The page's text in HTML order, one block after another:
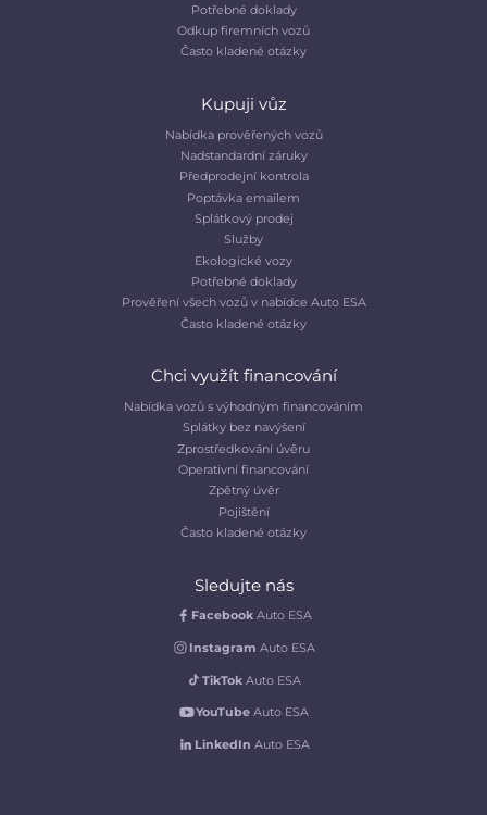
Potřebné doklady
Odkup firemních vozů
Často kladené otázky
Kupuji vůz
Nabídka prověřených vozů
Nadstandardní záruky
Předprodejní kontrola
Poptávka emailem
Splátkový prodej
Služby
Ekologické vozy
Potřebné doklady
Prověření všech vozů v nabídce Auto ESA
Často kladené otázky
Chci využít financování
Nabídka vozů s výhodným financováním
Splátky bez navýšení
Zprostředkování úvěru
Operativní financování
Zpětný úvěr
Pojištění
Často kladené otázky
Sledujte nás
Facebook Auto ESA
Instagram Auto ESA
TikTok Auto ESA
YouTubeAuto ESA
LinkedIn Auto ESA